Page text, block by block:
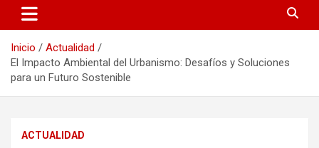
Inicio
Actualidad
El Impacto Ambiental del Urbanismo: Desafíos y Soluciones
para un Futuro Sostenible
ACTUALIDAD